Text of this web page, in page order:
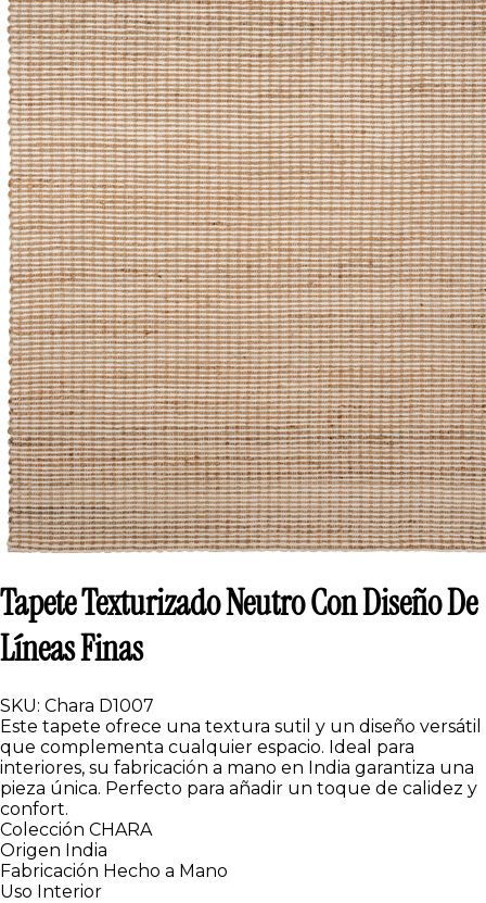
Tapete Texturizado Neutro Con Diseño De
Líneas Finas
SKU: Chara D1007
Este tapete ofrece una textura sutil y un diseño versátil
que complementa cualquier espacio. Ideal para
interiores, su fabricación a mano en India garantiza una
pieza única. Perfecto para añadir un toque de calidez y
confort.
Colección CHARA
Origen India
Fabricación Hecho a Mano
Uso Interior